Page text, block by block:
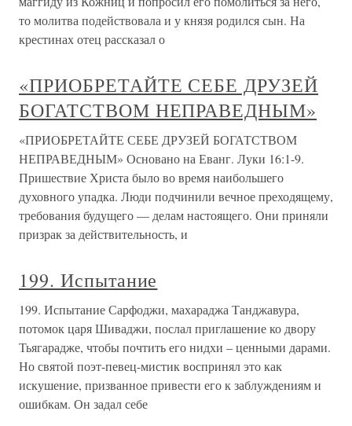
то молитва подействовала и у князя родился сын. На
крестинах отец рассказал о
«ПРИОБРЕТАЙТЕ СЕБЕ ДРУЗЕЙ
БОГАТСТВОМ НЕПРАВЕДНЫМ»
«ПРИОБРЕТАЙТЕ СЕБЕ ДРУЗЕЙ БОГАТСТВОМ
НЕПРАВЕДНЫМ» Основано на Еванг. Луки 16:1-9.
Пришествие Христа было во время наибольшего
духовного упадка. Люди подчинили вечное преходящему,
требования будущего — делам настоящего. Они приняли
призрак за действительность, и
199. Испытание
199. Испытание Сарфоджи, махараджа Танджавура,
потомок царя Шиваджи, послал приглашение ко двору
Тьягарадже, чтобы почтить его нидхи – ценными дарами.
Но святой поэт-певец-мистик воспринял это как
искушение, призванное привести его к заблуждениям и
ошибкам. Он задал себе